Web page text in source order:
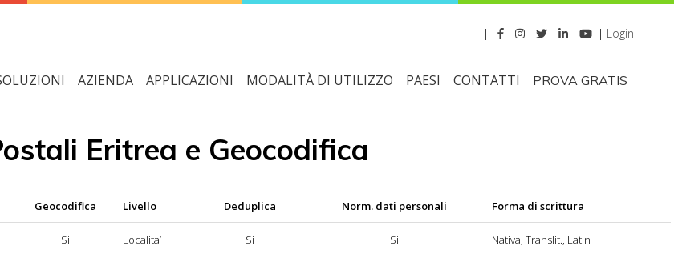
| | Login
AZIENDA APPLICAZIONI MODALITÀ DI UTILIZZO PAESI CONTATTI PROVA GRATIS
Eritrea e Geocodifica
Geocodifica Livello Deduplica Norm. dati personali Forma di scrittura
Si Localita’ Si Si Nativa, Translit., Latin